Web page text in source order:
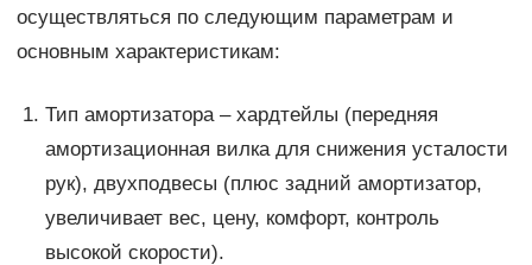
осуществляться по следующим параметрам и
основным характеристикам:
Тип амортизатора – хардтейлы (передняя
амортизационная вилка для снижения усталости
рук), двухподвесы (плюс задний амортизатор,
увеличивает вес, цену, комфорт, контроль
высокой скорости).